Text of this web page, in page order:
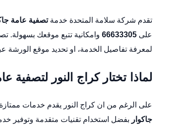
تقدم شركة سلامة المتحدة خدمةتصفية عامة
على 66633305 وامكانية تتبع موقعك بسهولة.
لمعرفة تفاصيل الخدمة، او تحديد موقع الورشة
لماذا تختار كراج النور لتصفية
على الرغم من ان كراج النور يقدم خدمات
جاكوار بفضل استخدام تقنيات متقدمة وتوفير خدمة 24